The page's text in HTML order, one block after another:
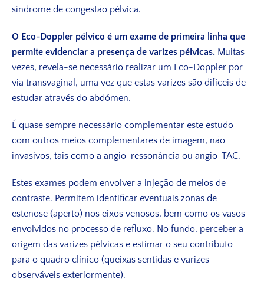
síndrome de congestão pélvica.
O Eco-Doppler pélvico é um exame de primeira linha que
permite evidenciar a presença de varizes pélvicas. Muitas
vezes, revela-se necessário realizar um Eco-Doppler por
via transvaginal, uma vez que estas varizes são difíceis de
estudar através do abdómen.
É quase sempre necessário complementar este estudo
com outros meios complementares de imagem, não
invasivos, tais como a angio-ressonância ou angio-TAC.
Estes exames podem envolver a injeção de meios de
contraste. Permitem identificar eventuais zonas de
estenose (aperto) nos eixos venosos, bem como os vasos
envolvidos no processo de refluxo. No fundo, perceber a
origem das varizes pélvicas e estimar o seu contributo
para o quadro clínico (queixas sentidas e varizes
observáveis exteriormente).